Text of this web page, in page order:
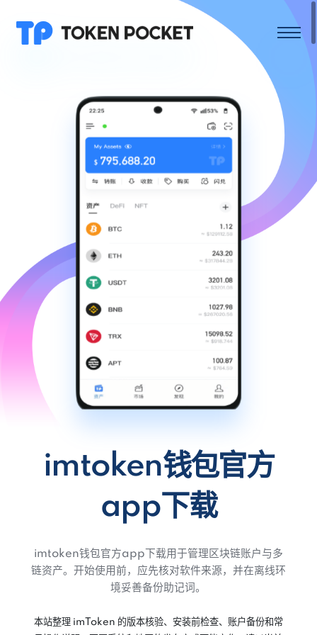
imtoken钱包官方
app下载
imtoken钱包官方app下载用于管理区块链账户与多
链资产。开始使用前，应先核对软件来源，并在离线环
境妥善备份助记词。
本站整理 imToken 的版本核验、安装前检查、账户备份和常